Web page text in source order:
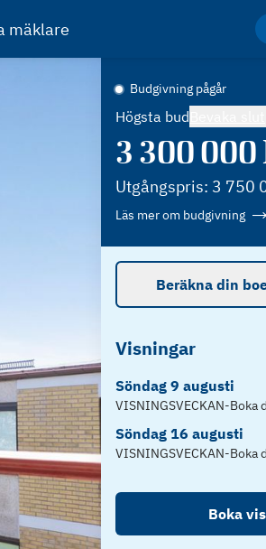
mäklare
Budgivning pågår
Högsta bud
3 300 000
Utgångspris: 3 750
Läs mer om budgivning
Beräkna din
Visningar
Söndag 9 augusti
VISNINGSVECKAN-Boka
Söndag 16 augusti
VISNINGSVECKAN-Boka
Boka